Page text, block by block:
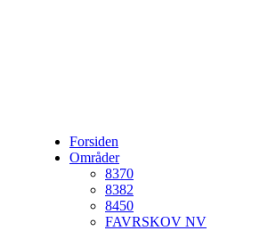
Forsiden
Områder
8370
8382
8450
FAVRSKOV NV